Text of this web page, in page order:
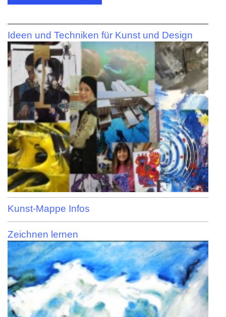
Ideen und Techniken für Kunst und Design
Kunst-Mappe Infos
Zeichnen lernen